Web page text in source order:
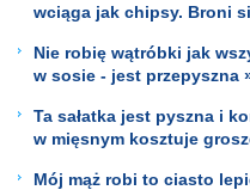
wciąga jak chipsy. Broni
Nie robię wątróbki jak
w sosie - jest przepyszna
Ta sałatka jest pyszna i
w mięsnym kosztuje
Mój mąż robi to ciasto